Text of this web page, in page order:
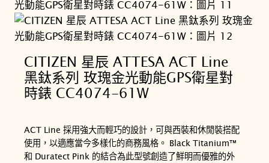
CITIZEN 星辰 ATTESA ACT Line
黑鈦系列 玫瑰金光動能GPS衛星對
時錶 CC4074-61W
ACT Line 採用強大而輕巧的設計，可與西裝和休閒裝搭配
使用，以適應當今多樣化的商務風格。 Black Titanium™
和 Duratect Pink 的結合為此型號創造了鮮明而優雅的外